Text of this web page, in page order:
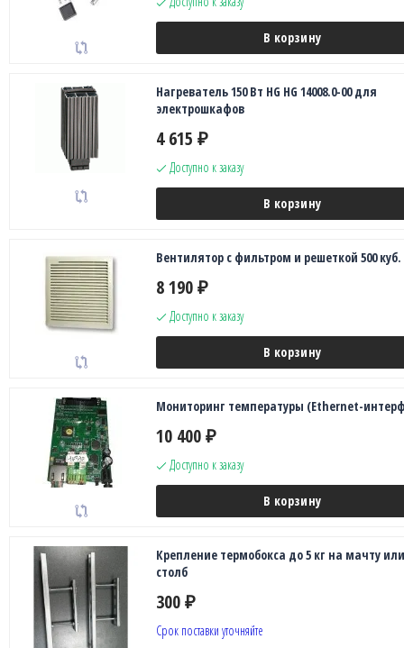
В корзину
Нагреватель 150 Вт HG HG 14008.0-00 для
электрошкафов
4 615 ₽
Доступно к заказу
В корзину
Вентилятор с фильтром и решеткой 500
8 190 ₽
Доступно к заказу
В корзину
Мониторинг температуры (Ethernet-
10 400 ₽
Доступно к заказу
В корзину
Крепление термобокса до 5 кг на мачту или
столб
300 ₽
Срок поставки уточняйте